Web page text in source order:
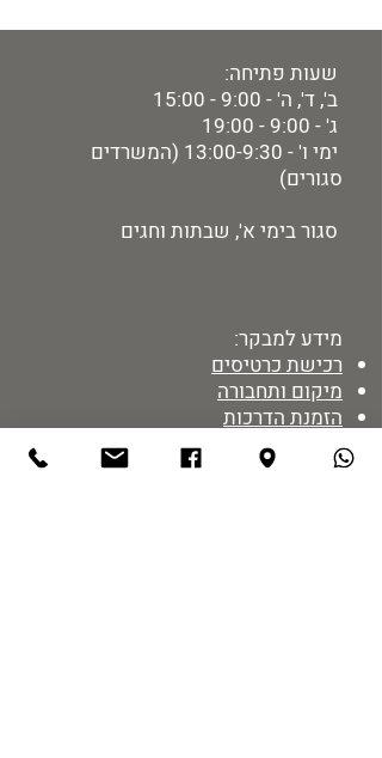
שעות פתיחה:
ב', ד', ה' - 9:00 - 15:00
ג' - 9:00 - 19:00
ימי ו' - 13:00-9:30 (המשרדים
סגורים)
סגור בימי א', שבתות וחגים
מידע למבקר:
רכישת כרטיסים
מיקום ותחבורה
הזמנת הדרכות
מדיניות אתר
נגישות